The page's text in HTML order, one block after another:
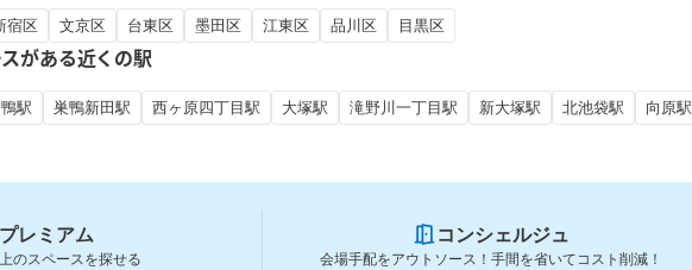
宿区 文京区 台東区 墨田区 江東区 品川区 目黒区
がある近くの駅
駅 巣鴨新田駅 西ヶ原四丁目駅 大塚駅 滝野川一丁目駅 新大塚駅 北池袋駅 向原駅
プレミアム
のスペースを探せる
コンシェルジュ
会場手配をアウトソース！手間を省いてコスト削減！